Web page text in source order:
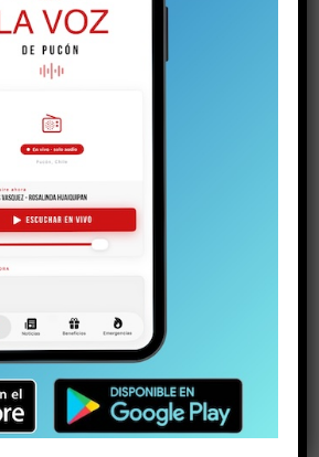
completa su despliegue y ya está
en Android
de Descontaminación del Lago Villarrica
publicado la próxima semana o en los
diez días
detalles inéditos del sumario por Caso
del alcalde dicen que las
fueron pactadas con el jefe
de Medio Ambiente y toma de razón
de Descontaminación del Lago
“Una muy buena noticia para La